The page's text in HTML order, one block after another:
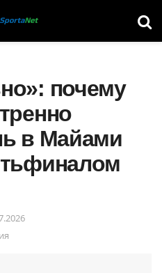
почему
в Майами